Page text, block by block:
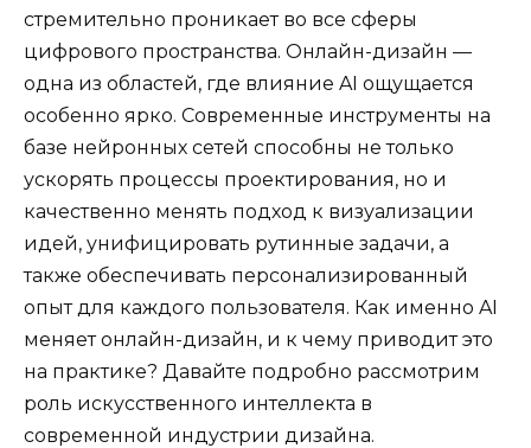
стремительно проникает во все сферы
цифрового пространства. Онлайн-дизайн —
одна из областей, где влияние AI ощущается
особенно ярко. Современные инструменты на
базе нейронных сетей способны не только
ускорять процессы проектирования, но и
качественно менять подход к визуализации
идей, унифицировать рутинные задачи, а
также обеспечивать персонализированный
опыт для каждого пользователя. Как именно AI
меняет онлайн-дизайн, и к чему приводит это
на практике? Давайте подробно рассмотрим
роль искусственного интеллекта в
современной индустрии дизайна.